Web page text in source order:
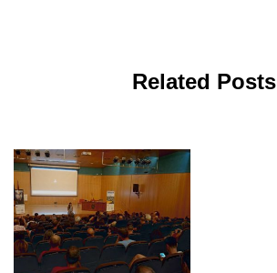
Related Posts